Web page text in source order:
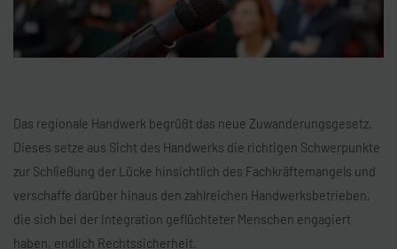
Das regionale Handwerk begrüßt das neue Zuwanderungsgesetz.
Dieses setze aus Sicht des Handwerks die richtigen Schwerpunkte
zur Schließung der Lücke hinsichtlich des Fachkräftemangels und
verschaffe darüber hinaus den zahlreichen Handwerksbetrieben,
die sich bei der Integration geflüchteter Menschen engagiert
haben, endlich Rechtssicherheit.